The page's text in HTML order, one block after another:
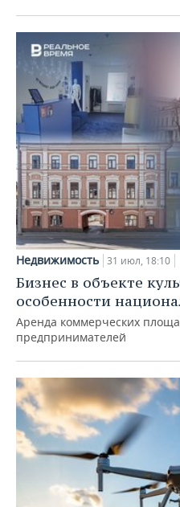
Недвижимость 31 июл, 18:10
Бизнес в объекте
особенности
Аренда коммерческих
предпринимателей